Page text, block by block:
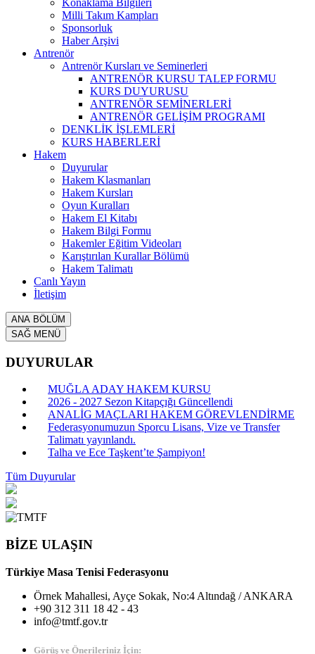
Konaklama Bilgileri
Milli Takım Kampları
Sponsorluk
Haber Arşivi
Antrenör
Antrenör Kursları ve Seminerleri
ANTRENÖR KURSU TALEP FORMU
KURS DUYURUSU
ANTRENÖR SEMİNERLERİ
ANTRENÖR GELİŞİM PROGRAMI
DENKLİK İŞLEMLERİ
KURS HABERLERİ
Hakem
Duyurular
Hakem Klasmanları
Hakem Kursları
Oyun Kuralları
Hakem El Kitabı
Hakem Bilgi Formu
Hakemler Eğitim Videoları
Karıştırılan Kurallar Bölümü
Hakem Talimatı
Canlı Yayın
İletişim
ANA BÖLÜM
SAĞ MENÜ
DUYURULAR
MUĞLA ADAY HAKEM KURSU
2026 - 2027 Sezon Kitapçığı Güncellendi
ANALİG MAÇLARI HAKEM GÖREVLENDİRME
Federasyonumuzun Sporcu Lisans, Vize ve Transfer
Talimatı yayınlandı.
Talha ve Ece Taşkent’te Şampiyon!
Tüm Duyurular
BİZE ULAŞIN
Türkiye Masa Tenisi Federasyonu
Örnek Mahallesi, Ayçe Sokak, No:4 Altındağ / ANKARA
+90 312 311 18 42 - 43
info@tmtf.gov.tr
Görüş ve Önerileriniz İçin: